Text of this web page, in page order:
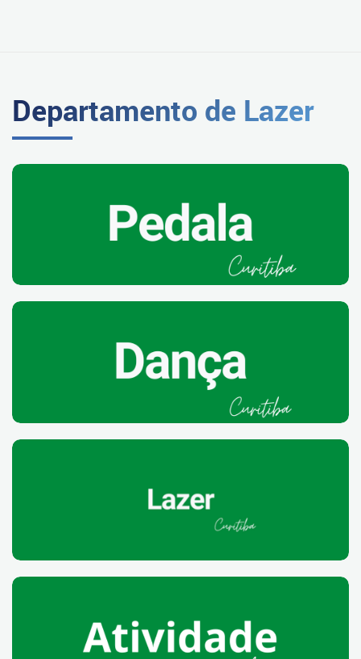
Departamento de Lazer